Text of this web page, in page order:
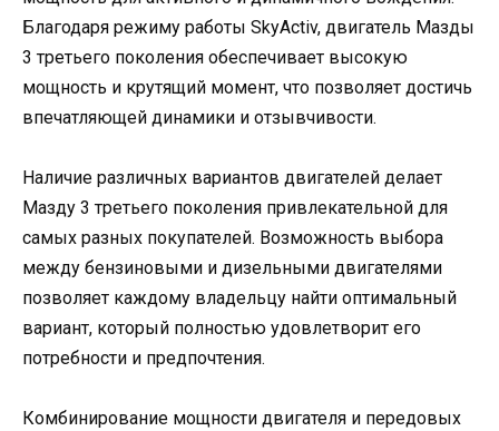
Благодаря режиму работы SkyActiv, двигатель Мазды
3 третьего поколения обеспечивает высокую
мощность и крутящий момент, что позволяет достичь
впечатляющей динамики и отзывчивости.
Наличие различных вариантов двигателей делает
Мазду 3 третьего поколения привлекательной для
самых разных покупателей. Возможность выбора
между бензиновыми и дизельными двигателями
позволяет каждому владельцу найти оптимальный
вариант, который полностью удовлетворит его
потребности и предпочтения.
Комбинирование мощности двигателя и передовых